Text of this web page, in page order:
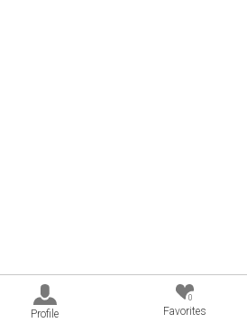
Profile
0
Favorites